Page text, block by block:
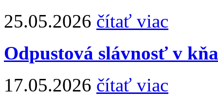
25.05.2026 čítať viac
Odpustová slávnosť v
17.05.2026 čítať viac